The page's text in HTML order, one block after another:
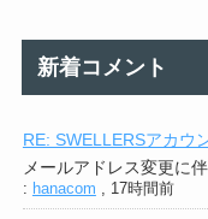
新着コメント
RE: SWELLERSアカウ
メールアドレス変更に
: hanacom , 17時間前